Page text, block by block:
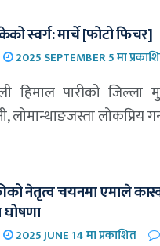
स्वर्ग: मार्चे [फोटो फिचर]
2025 SEPTEMBER 5 मा
हिमाल पारीको जिल्ला
लोमान्थाङजस्ता
नेतृत्व चयनमा एमाले
घोषणा
2025 JUNE 14 मा प्रकाशित